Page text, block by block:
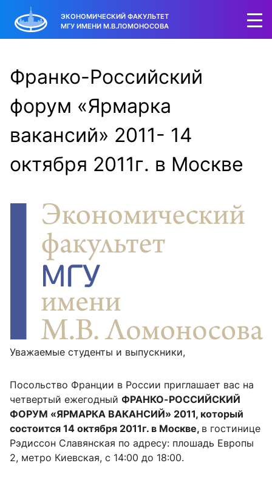
ЭКОНОМИЧЕСКИЙ ФАКУЛЬТЕТ
МГУ ИМЕНИ М.В.ЛОМОНОСОВА
Франко-Российский
форум «Ярмарка
вакансий» 2011- 14
октября 2011г. в Москве
Уважаемые студенты и выпускники,
Посольство Франции в России приглашает вас на
четвертый ежегодный ФРАНКО-РОССИЙСКИЙ
ФОРУМ «ЯРМАРКА ВАКАНСИЙ» 2011, который
состоится 14 октября 2011г. в Москве, в гостинице
Рэдиссон Славянская по адресу: плошадь Европы
2, метро Киевская, с 14:00 до 18:00.